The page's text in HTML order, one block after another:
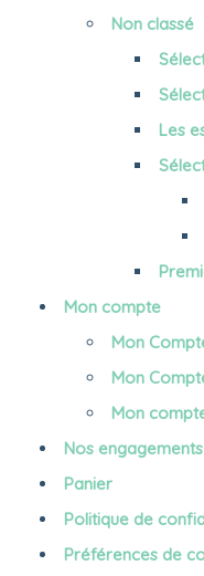
Non classé
Les
Mon compte
Mon
Mon
Mon
Nos engagements
Panier
Politique de
Préférences de